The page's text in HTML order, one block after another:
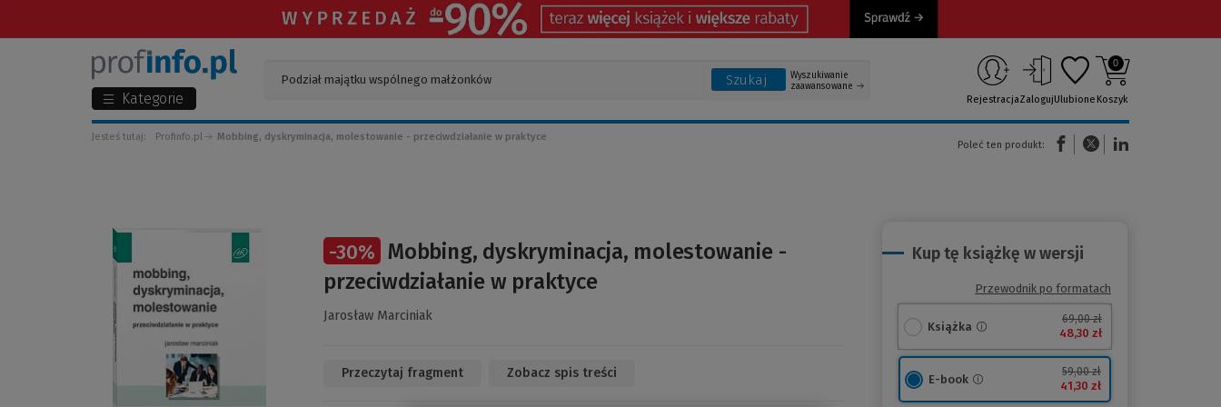
Kategorie
Szukaj
Wyszukiwanie
zaawansowane
RejestracjaZalogujUlubione
0
Koszyk
Jesteś tutaj: Profinfo.pl Mobbing, dyskryminacja, molestowanie - przeciwdziałanie w praktyce
Poleć ten produkt:
(Nowe okno)(Link do innej strony)
-30% Mobbing, dyskryminacja, molestowanie -
przeciwdziałanie w praktyce
Jarosław Marciniak
Przeczytaj fragment Zobacz spis treści
Kup tę książkę w wersji
Przewodnik po formatach
Książka
69,00 zł
48,30 zł
E-book
59,00 zł
41,30 zł